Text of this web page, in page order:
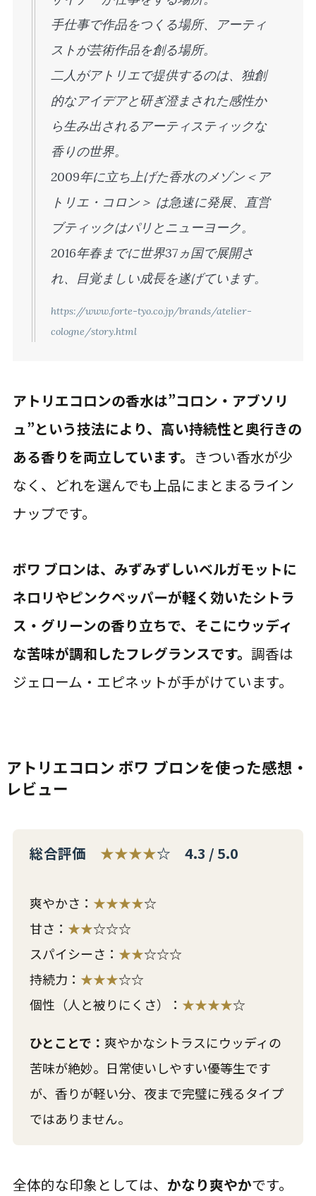
手仕事で作品をつくる場所、アーティ
ストが芸術作品を創る場所。
二人がアトリエで提供するのは、独創
的なアイデアと研ぎ澄まされた感性か
ら生み出されるアーティスティックな
香りの世界。
2009年に立ち上げた香水のメゾン＜ア
トリエ・コロン＞ は急速に発展、直営
ブティックはパリとニューヨーク。
2016年春までに世界37ヵ国で展開さ
れ、目覚ましい成長を遂げています。
https://www.forte-tyo.co.jp/brands/atelier-
cologne/story.html
アトリエコロンの香水は”コロン・アブソリ
ュ”という技法により、高い持続性と奥行きの
ある香りを両立しています。 きつい香水が少
なく、どれを選んでも上品にまとまるライン
ナップです。
ボワ ブロンは、みずみずしいベルガモットに
ネロリやピンクペッパーが軽く効いたシトラ
ス・グリーンの香り立ちで、そこにウッディ
な苦味が調和したフレグランスです。 調香は
ジェローム・エピネットが手がけています。
アトリエコロン ボワ ブロンを使った感想・
レビュー
総合評価 ★★★★☆ 4.3 / 5.0
爽やかさ： ★★★★☆
甘さ： ★★☆☆☆
スパイシーさ： ★★☆☆☆
持続力： ★★★☆☆
個性（人と被りにくさ）： ★★★★☆
ひとことで： 爽やかなシトラスにウッディの
苦味が絶妙。日常使いしやすい優等生です
が、香りが軽い分、夜まで完璧に残るタイプ
ではありません。
全体的な印象としては、 かなり爽やかです。